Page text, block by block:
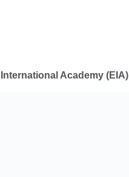
Academy (EIA)